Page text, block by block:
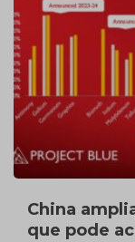
China
que pode